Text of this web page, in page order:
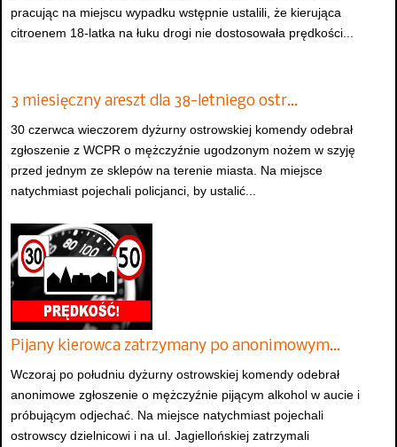
pracując na miejscu wypadku wstępnie ustalili, że kierująca
citroenem 18-latka na łuku drogi nie dostosowała prędkości...
3 miesięczny areszt dla 38-letniego ostr…
30 czerwca wieczorem dyżurny ostrowskiej komendy odebrał
zgłoszenie z WCPR o mężczyźnie ugodzonym nożem w szyję
przed jednym ze sklepów na terenie miasta. Na miejsce
natychmiast pojechali policjanci, by ustalić...
Pijany kierowca zatrzymany po anonimowym…
Wczoraj po południu dyżurny ostrowskiej komendy odebrał
anonimowe zgłoszenie o mężczyźnie pijącym alkohol w aucie i
próbującym odjechać. Na miejsce natychmiast pojechali
ostrowscy dzielnicowi i na ul. Jagiellońskiej zatrzymali